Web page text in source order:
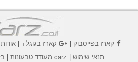
קארז בפייסבוק| קארז בגוגל+|אודות
תנאי שימוש | carz מעודד טבעונות |